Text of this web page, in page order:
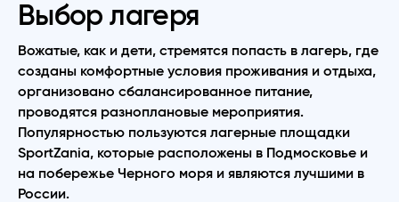
Выбор лагеря
Вожатые, как и дети, стремятся попасть в лагерь, где
созданы комфортные условия проживания и отдыха,
организовано сбалансированное питание,
проводятся разноплановые мероприятия.
Популярностью пользуются лагерные площадки
SportZania, которые расположены в Подмосковье и
на побережье Черного моря и являются лучшими в
России.